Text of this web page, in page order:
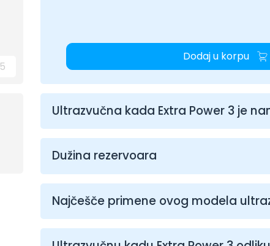
5
Dodaj u korpu
Ultrazvučna kada Extra Power 3 je
Dužina rezervoara
Najčešče primene ovog modela